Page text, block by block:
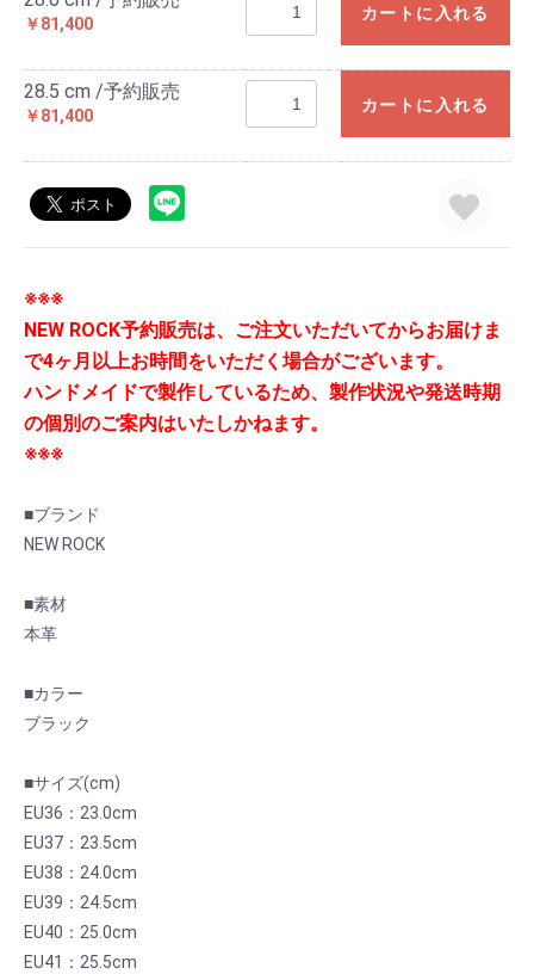
￥81,400
カートに入れる
28.5 cm /予約販売
￥81,400
カートに入れる
※※※
NEW ROCK予約販売は、ご注文いただいてからお届けま
で4ヶ月以上お時間をいただく場合がございます。
ハンドメイドで製作しているため、製作状況や発送時期
の個別のご案内はいたしかねます。
※※※
■ブランド
NEW ROCK
■素材
本革
■カラー
ブラック
■サイズ(cm)
EU36：23.0cm
EU37：23.5cm
EU38：24.0cm
EU39：24.5cm
EU40：25.0cm
EU41：25.5cm